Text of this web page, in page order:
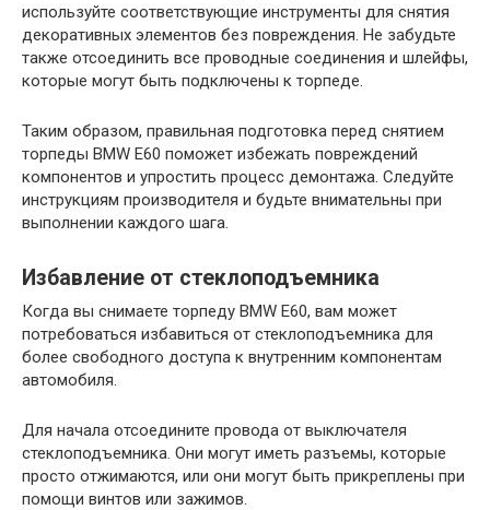
используйте соответствующие инструменты для снятия
декоративных элементов без повреждения. Не забудьте
также отсоединить все проводные соединения и шлейфы,
которые могут быть подключены к торпеде.
Таким образом, правильная подготовка перед снятием
торпеды BMW E60 поможет избежать повреждений
компонентов и упростить процесс демонтажа. Следуйте
инструкциям производителя и будьте внимательны при
выполнении каждого шага.
Избавление от стеклоподъемника
Когда вы снимаете торпеду BMW E60, вам может
потребоваться избавиться от стеклоподъемника для
более свободного доступа к внутренним компонентам
автомобиля.
Для начала отсоедините провода от выключателя
стеклоподъемника. Они могут иметь разъемы, которые
просто отжимаются, или они могут быть прикреплены при
помощи винтов или зажимов.